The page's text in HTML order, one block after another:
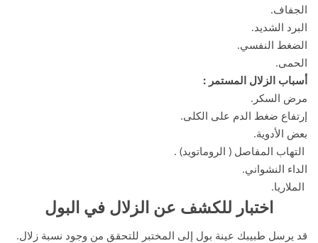
الجفاف.
البرد الشديد.
الضغط النفسي.
الحمى.
أسباب الزلال المستمر :
مرض السكر.
إرتفاع ضغط الدم على الكلى.
بعض الأدوية.
التهاب المفاصل ( الروماتويد) .
الداء النشواني.
الملاريا.
اختبار للكشف عن الزلال في البول
قد يرسل طبيبك عينة بول إلى المختبر للتحقق من وجود نسبة زلال.